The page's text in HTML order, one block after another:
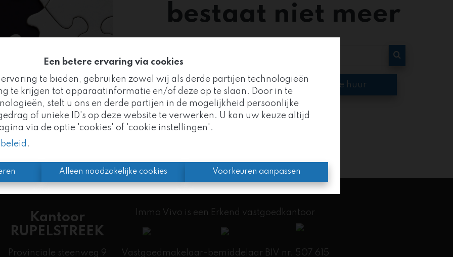
Een betere ervaring via cookies
te bieden, gebruiken zowel wij als derde partijen technologieën
te krijgen tot apparaatinformatie en/of deze op te slaan. Door in te
stelt u ons en derde partijen in de mogelijkheid persoonlijke
of unieke ID's op deze website te verwerken. U kan uw keuze altijd
via de optie 'cookies' of 'cookie instellingen'.
.
Alleen noodzakelijke cookies Voorkeuren aanpassen
bestaat niet meer
Te koop Te huur
Kantoor
RUPELSTREEK
Provinciale steenweg 9
Immo Vivo is een Erkend vastgoedkantoor
Vastgoedmakelaar-bemiddelaar BIV nr. 507 615
Goed nieuws!
Vivo maakt nu deel uit van deAltro Vastgoedgroep
we uw vertrouwde partner, met nog meer expertise en kracht.